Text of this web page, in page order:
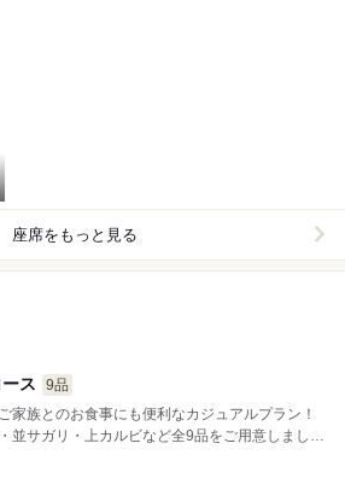
座席をもっと見る
ス
9品
家族とのお食事にも便利なカジュアルプラン！
並サガリ・上カルビなど全9品をご用意しまし